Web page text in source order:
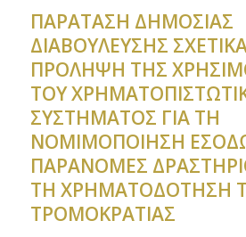
ΠΑΡΑΤΑΣΗ ΔΗΜΟΣΙΑΣ
ΔΙΑΒΟΥΛΕΥΣΗΣ
ΠΡΟΛΗΨΗ ΤΗΣ
ΤΟΥ
ΣΥΣΤΗΜΑΤΟΣ ΓΙΑ ΤΗ
ΝΟΜΙΜΟΠΟΙΗΣΗ
ΠΑΡΑΝΟΜΕΣ
ΤΗ ΧΡΗΜΑΤΟΔΟΤΗΣΗ
ΤΡΟΜΟΚΡΑΤΙΑΣ